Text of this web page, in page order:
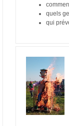
quels
qui